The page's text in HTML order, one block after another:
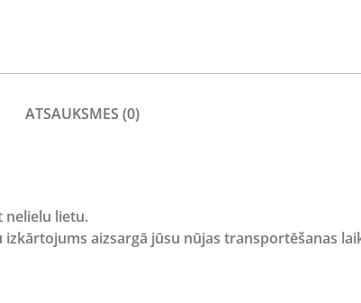
ATSAUKSMES (0)
nelielu lietu.
aizsargā jūsu nūjas transportēšanas